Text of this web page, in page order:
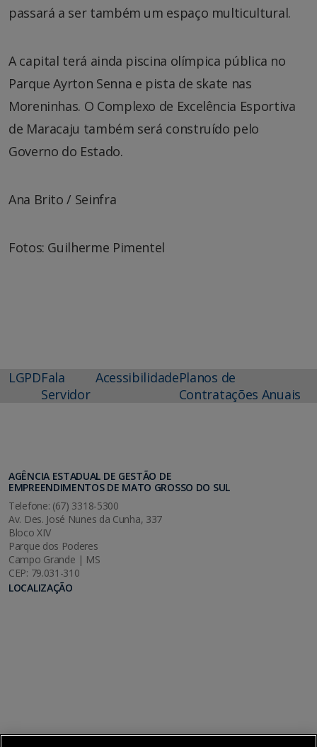
passará a ser também um espaço multicultural.
A capital terá ainda piscina olímpica pública no
Parque Ayrton Senna e pista de skate nas
Moreninhas. O Complexo de Excelência Esportiva
de Maracaju também será construído pelo
Governo do Estado.
Ana Brito / Seinfra
Fotos: Guilherme Pimentel
LGPDFala
Servidor
AcessibilidadePlanos de
Contratações Anuais
AGÊNCIA ESTADUAL DE GESTÃO DE
EMPREENDIMENTOS DE MATO GROSSO DO SUL
Telefone: (67) 3318-5300
Av. Des. José Nunes da Cunha, 337
Bloco XIV
Parque dos Poderes
Campo Grande | MS
CEP: 79.031-310
LOCALIZAÇÃO